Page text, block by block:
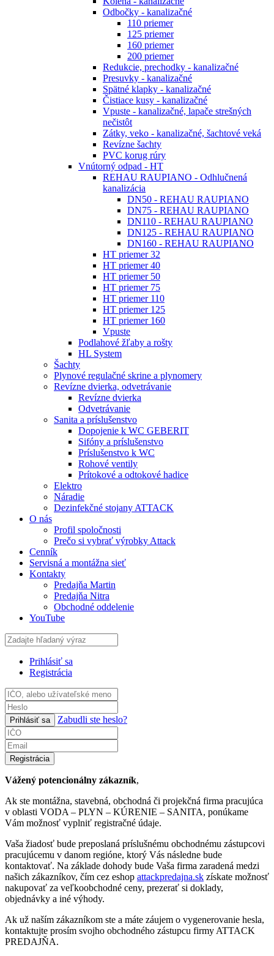
Odbočky - kanalizačné
110 priemer
125 priemer
160 priemer
200 priemer
Redukcie, prechodky - kanalizačné
Presuvky - kanalizačné
Spätné klapky - kanalizačné
Čistiace kusy - kanalizačné
Vpuste - kanalizačné, lapače strešných
nečistôt
Zátky, veko - kanalizačné, šachtové veká
Revízne šachty
PVC korug rúry
Vnútorný odpad - HT
REHAU RAUPIANO - Odhlučnená
kanalizácia
DN50 - REHAU RAUPIANO
DN75 - REHAU RAUPIANO
DN110 - REHAU RAUPIANO
DN125 - REHAU RAUPIANO
DN160 - REHAU RAUPIANO
HT priemer 32
HT priemer 40
HT priemer 50
HT priemer 75
HT priemer 110
HT priemer 125
HT priemer 160
Vpuste
Podlahové žľaby a rošty
HL System
Šachty
Plynové regulačné skrine a plynomery
Revízne dvierka, odvetrávanie
Revízne dvierka
Odvetrávanie
Sanita a príslušenstvo
Dopojenie k WC GEBERIT
Sifóny a príslušenstvo
Príslušenstvo k WC
Rohové ventily
Prítokové a odtokové hadice
Elektro
Náradie
Dezinfekčné stojany ATTACK
O nás
Profil spoločnosti
Prečo si vybrať výrobky Attack
Cenník
Servisná a montážna sieť
Kontakty
Predajňa Martin
Predajňa Nitra
Obchodné oddelenie
YouTube
Prihlásiť sa
Registrácia
Prihlásiť sa Zabudli ste heslo?
Registrácia
Vážený potencionálny zákazník,
Ak ste montážna, stavebná, obchodná či projekčná firma pracujúca
v oblasti VODA – PLYN – KÚRENIE – SANITA, ponúkame
Vám možnosť vyplniť registračné údaje.
Vaša žiadosť bude preposlaná príslušnému obchodnému zástupcovi
pracujúcemu v danom regióne, ktorý Vás následne bude
kontaktovať. Na základe dohody bude Vaša firma zaradená medzi
našich zákazníkov, čím cez eshop attackpredajna.sk získate možnosť
nakupovať za veľkoobchodné ceny, prezerať si doklady,
objednávky a iné výhody.
Ak už naším zákazníkom ste a máte záujem o vygenerovanie hesla,
kontaktujte prosím svojho obchodného zástupcu firmy ATTACK
PREDAJŇA.